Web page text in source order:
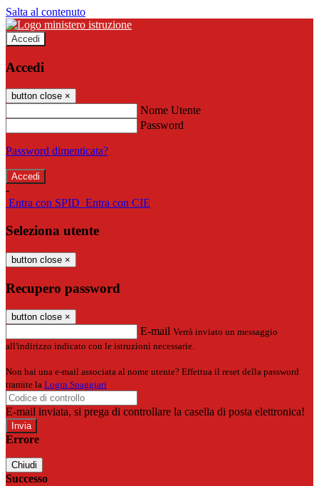
Salta al contenuto
Accedi
Accedi
button close ×
Nome Utente
Password
Password dimenticata?
-
Entra con SPID Entra con CIE
Seleziona utente
button close ×
Recupero password
button close ×
E-mail Verrà inviato un messaggio
all'indirizzo indicato con le istruzioni necessarie.
Non hai una e-mail associata al nome utente? Effettua il reset della password
tramite la Login Spaggiari
E-mail inviata, si prega di controllare la casella di posta elettronica!
Errore
Chiudi
Successo